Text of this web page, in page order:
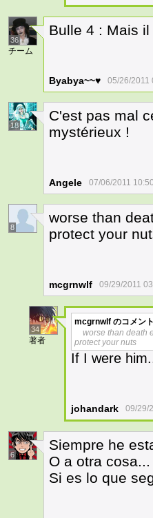
36
チーム
Bulle 4 : Mais
Byabya~~♥ 05/26/2011
18
C'est pas mal
mystérieux !
Angele 07/06/2011
8
worse than
protect your
mcgrnwlf 09/29/2011
34
著者
mcgrnwlf のコメン
worse than death
protect your nuts
If I were
johandark 09/29/
6
Siempre he
O a otra cosa...
Si es lo que